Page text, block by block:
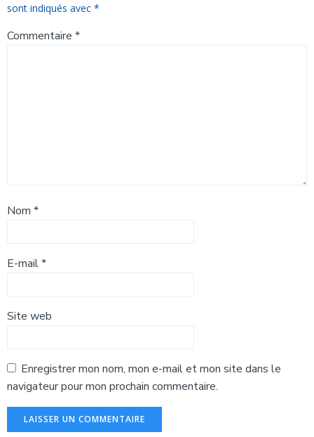
sont indiqués avec *
Commentaire *
Nom *
E-mail*
Site web
Enregistrer mon nom, mon e-mail et mon site dans le
navigateur pour mon prochain commentaire.